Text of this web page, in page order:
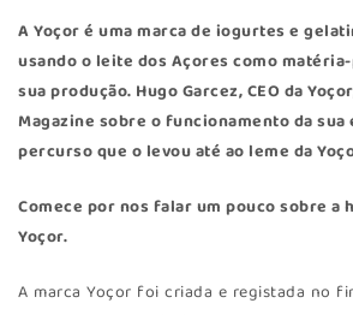
AYoçoré uma marca de iogurtes e
usando o leite dos Açores como
sua produção. Hugo Garcez, CEO da
Magazine sobre o funcionamento da sua
percurso que o levou até ao leme da
Comece por nos falar um pouco sobre a
Yoçor.
A marca Yoçor foi criada e registada no